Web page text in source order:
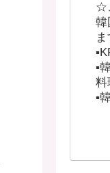
☆
韓
ま
▪︎
料
▪︎